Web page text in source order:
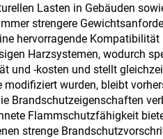
Lasten in Gebäuden
strengere
hervorragende
Harzsystemen, wodurch
und -kosten und stellt
wurden, bleibt
Brandschutzeigenschaften
Flammschutzfähigkeit
strenge